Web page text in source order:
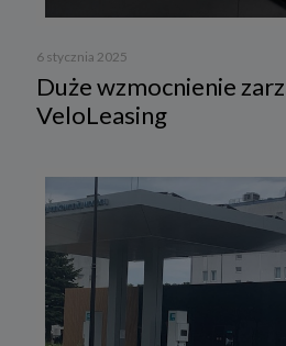
6 stycznia 2025
Duże wzmocnienie
VeloLeasing